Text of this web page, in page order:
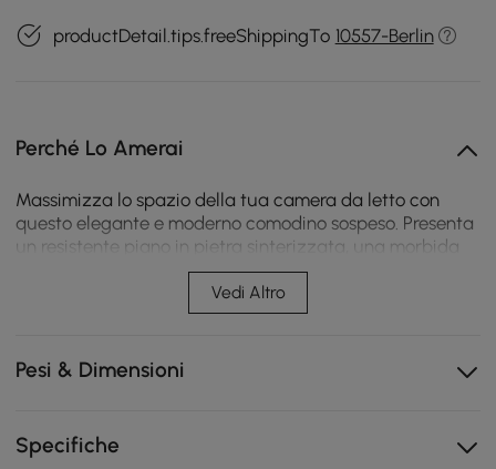
productDetail.tips.freeShippingTo 10557-Berlin
Perché Lo Amerai
Massimizza lo spazio della tua camera da letto con
questo elegante e moderno comodino sospeso. Presenta
un resistente piano in pietra sinterizzata, una morbida
finitura in similpelle e un design a parete per liberare
spazio a terra. Il cassetto mantiene gli essenziali in
ordine, fungendo anche da pratico spazio di lavoro
Il design flottante consente di risparmiare spazio,
Vedi Altro
Pesi & Dimensioni
Specifiche